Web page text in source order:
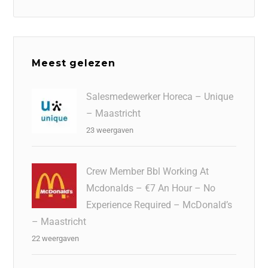
Meest gelezen
Salesmedewerker Horeca – Unique
– Maastricht
23 weergaven
Crew Member Bbl Working At
Mcdonalds – €7 An Hour – No
Experience Required – McDonald’s
– Maastricht
22 weergaven